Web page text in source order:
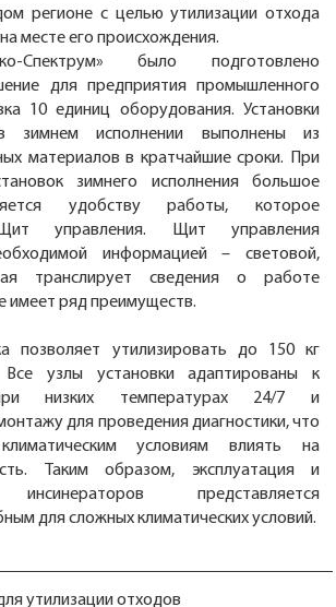
регионе с целью утилизации отхода
месте его происхождения.
Спектрум» было подготовлено
для предприятия промышленного
10 единиц оборудования. Установки
зимнем исполнении выполнены из
материалов в кратчайшие сроки. При
зимнего исполнения большое
удобству работы, которое
управления. Щит управления
информацией – световой,
транслирует сведения о работе
имеет ряд преимуществ.
позволяет утилизировать до 150 кг
узлы установки адаптированы к
при низких температурах 24/7 и
для проведения диагностики, что
условиям влиять на
Таким образом, эксплуатация и
инсинераторов представляется
для сложных климатических условий.